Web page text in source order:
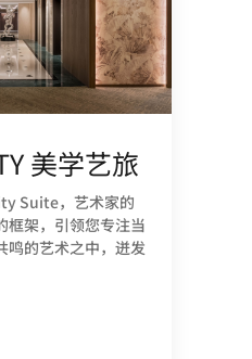
美学艺旅
Suite，艺术家的
框架，引领您专注当
鸣的艺术之中，迸发